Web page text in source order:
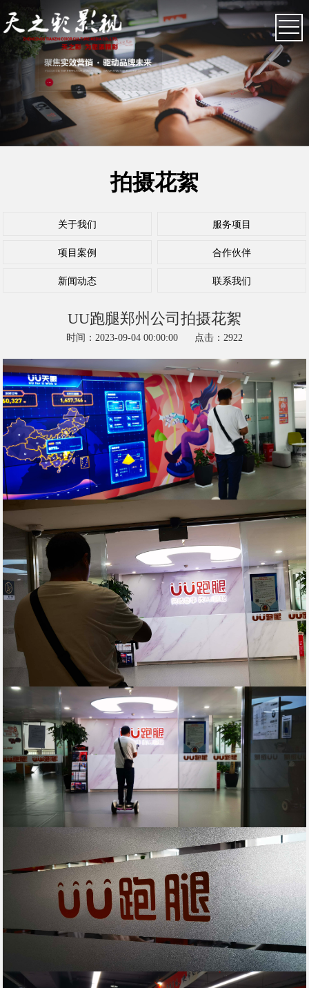
拍摄花絮
关于我们 服务项目
项目案例 合作伙伴
新闻动态 联系我们
UU跑腿郑州公司拍摄花絮
时间：2023-09-04 00:00:00 点击：2922